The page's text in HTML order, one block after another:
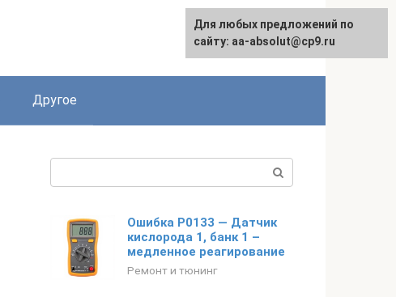
English
Другое
Ошибка P0133 — Датчик
кислорода 1, банк 1 –
медленное реагирование
Ремонт и тюнинг
Для любых предложений по
сайту: aa-absolut@cp9.ru